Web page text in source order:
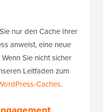
nur den Cache Ihrer
anweist, eine neue
Sie nicht sicher
Leitfaden zum
Caches.